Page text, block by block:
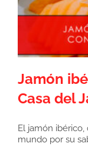
Jamón
Jamón
Casa del
El jamón
mundo por su